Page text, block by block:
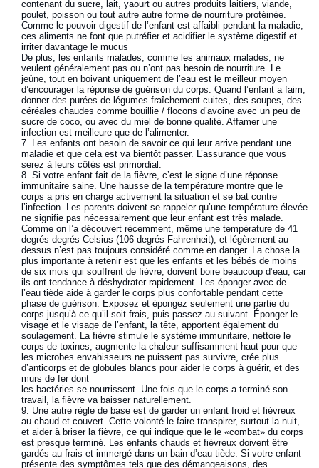
contenant du sucre, lait, yaourt ou autres produits laitiers, viande,
poulet, poisson ou tout autre autre forme de nourriture protéinée.
Comme le pouvoir digestif de l’enfant est affaibli pendant la maladie,
ces aliments ne font que putréfier et acidifier le système digestif et
irriter davantage le mucus
De plus, les enfants malades, comme les animaux malades, ne
veulent généralement pas ou n’ont pas besoin de nourriture. Le
jeûne, tout en boivant uniquement de l’eau est le meilleur moyen
d’encourager la réponse de guérison du corps. Quand l’enfant a faim,
donner des purées de légumes fraîchement cuites, des soupes, des
céréales chaudes comme bouillie / flocons d’avoine avec un peu de
sucre de coco, ou avec du miel de bonne qualité. Affamer une
infection est meilleure que de l’alimenter.
Les enfants ont besoin de savoir ce qui leur arrive pendant une
maladie et que cela est va bientôt passer. L’assurance que vous
serez à leurs côtés est primordial.
Si votre enfant fait de la fièvre, c’est le signe d’une réponse
immunitaire saine. Une hausse de la température montre que le
corps a pris en charge activement la situation et se bat contre
l’infection. Les parents doivent se rappeler qu’une température élevée
ne signifie pas nécessairement que leur enfant est très malade.
Comme on l’a découvert récemment, même une température de 41
degrés degrés Celsius (106 degrés Fahrenheit), et légèrement au-
dessus n’est pas toujours considéré comme en danger. La chose la
plus importante à retenir est que les enfants et les bébés de moins
de six mois qui souffrent de fièvre, doivent boire beaucoup d’eau, car
ils ont tendance à déshydrater rapidement. Les éponger avec de
l’eau tiède aide à garder le corps plus confortable pendant cette
phase de guérison. Exposez et épongez seulement une partie du
corps jusqu’à ce qu’il soit frais, puis passez au suivant. Éponger le
visage et le visage de l’enfant, la tête, apportent également du
soulagement. La fièvre stimule le système immunitaire, nettoie le
corps de toxines, augmente la chaleur suffisamment haut pour que
les microbes envahisseurs ne puissent pas survivre, crée plus
d’anticorps et de globules blancs pour aider le corps à guérir, et des
murs de fer dont
les bactéries se nourrissent. Une fois que le corps a terminé son
travail, la fièvre va baisser naturellement.
Une autre règle de base est de garder un enfant froid et fiévreux
au chaud et couvert. Cette volonté le faire transpirer, surtout la nuit,
et aider à briser la fièvre, ce qui indique que le le «combat» du corps
est presque terminé. Les enfants chauds et fiévreux doivent être
gardés au frais et immergé dans un bain d’eau tiède. Si votre enfant
présente des symptômes tels que des démangeaisons, des